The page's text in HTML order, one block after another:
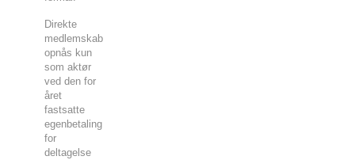
Direkte
medlemskab
opnås kun
som aktør
ved den for
året
fastsatte
egenbetaling
for
deltagelse